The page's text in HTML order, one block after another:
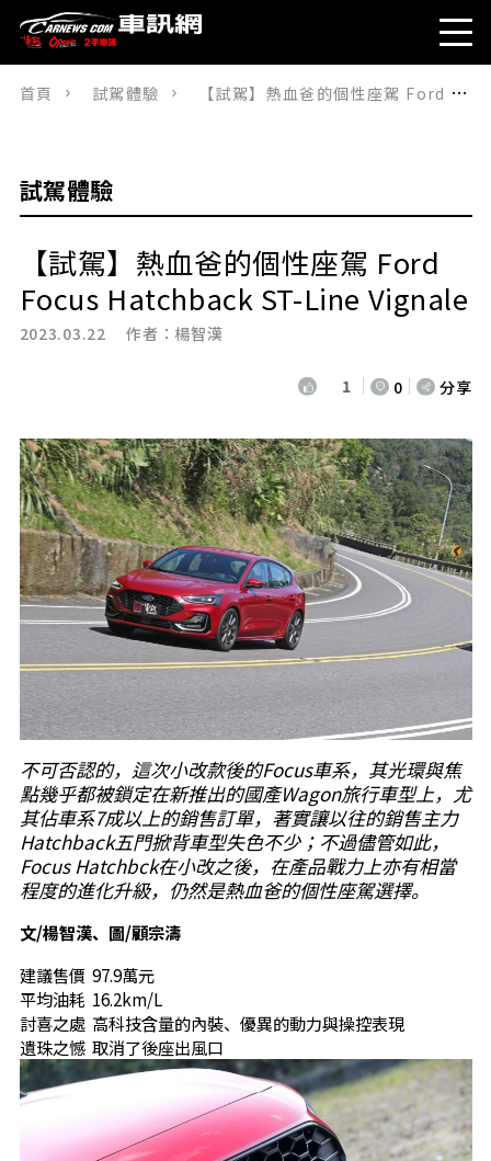
首頁 試駕體驗 【試駕】熱血爸的個性座駕 Ford Focus Hatchback ST-Line Vignale
試駕體驗
【試駕】熱血爸的個性座駕 Ford
Focus Hatchback ST-Line Vignale
2023.03.22 作者：楊智漢
1 0 分享
不可否認的，這次小改款後的Focus車系，其光環與焦
點幾乎都被鎖定在新推出的國產Wagon旅行車型上，尤
其佔車系7成以上的銷售訂單，著實讓以往的銷售主力
Hatchback五門掀背車型失色不少；不過儘管如此，
Focus Hatchbck在小改之後，在產品戰力上亦有相當
程度的進化升級，仍然是熱血爸的個性座駕選擇。
文/楊智漢、圖/顧宗濤
建議售價 97.9萬元
平均油耗 16.2km/L
討喜之處 高科技含量的內裝、優異的動力與操控表現
遺珠之憾 取消了後座出風口